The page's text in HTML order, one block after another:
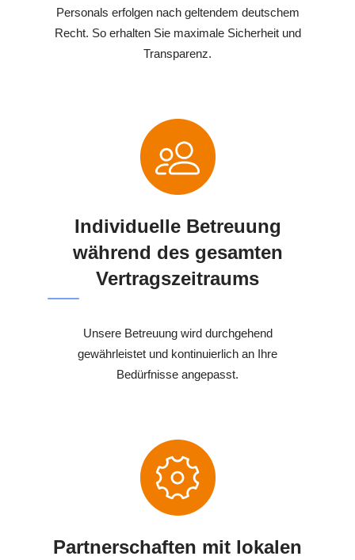
Personals erfolgen nach geltendem deutschem
Recht. So erhalten Sie maximale Sicherheit und
Transparenz.
Individuelle Betreuung
während des gesamten
Vertragszeitraums
Unsere Betreuung wird durchgehend
gewährleistet und kontinuierlich an Ihre
Bedürfnisse angepasst.
Partnerschaften mit lokalen